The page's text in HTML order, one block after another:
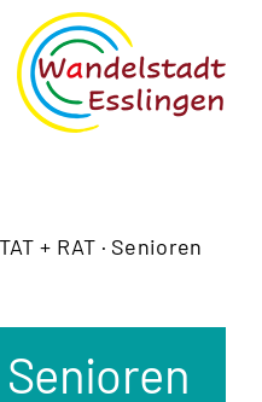
TAT + RAT · Senioren
Senioren